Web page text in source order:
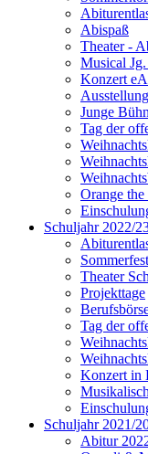
Abispaß
Theater -
Musical
Konzert
Junge
Tag der
Orange
Schuljahr 2022/
Sommerfest
Theater
Projekttage
Tag der
Konzert in
Schuljahr 2021/
Abitur